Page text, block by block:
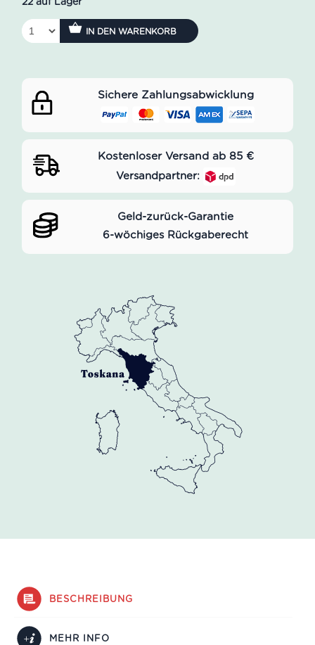
IN DEN WARENKORB
Sichere Zahlungsabwicklung
Kostenloser Versand ab 85 €
Versandpartner:
Geld-zurück-Garantie
6-wöchiges Rückgaberecht
BESCHREIBUNG
MEHR INFO